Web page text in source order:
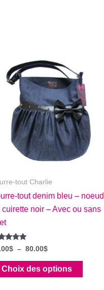
tout Charlie
tout denim bleu – noeud
cuirette noir – Avec ou sans
5
$ – 80.00$Plage
prix :
78.00$
Choix des options
Ce
produit